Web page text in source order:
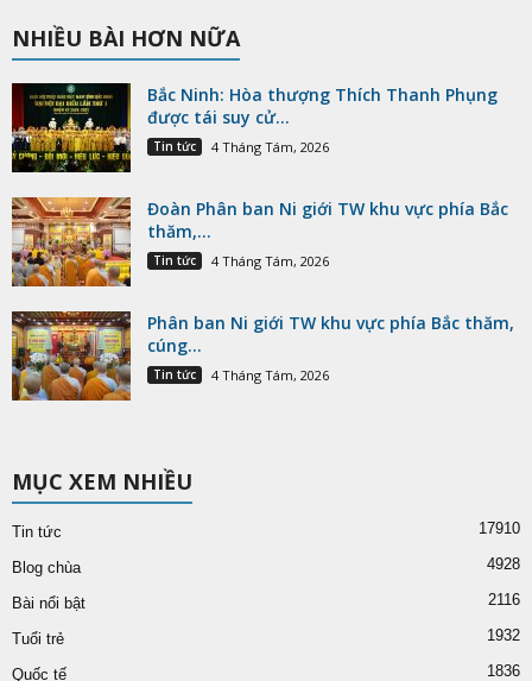
NHIỀU BÀI HƠN NỮA
Bắc Ninh: Hòa thượng Thích Thanh Phụng
được tái suy cử...
Tin tức 4 Tháng Tám, 2026
Đoàn Phân ban Ni giới TW khu vực phía Bắc
thăm,...
Tin tức 4 Tháng Tám, 2026
Phân ban Ni giới TW khu vực phía Bắc thăm,
cúng...
Tin tức 4 Tháng Tám, 2026
MỤC XEM NHIỀU
Tin tức 17910
Blog chùa 4928
Bài nổi bật 2116
Tuổi trẻ 1932
Quốc tế 1836